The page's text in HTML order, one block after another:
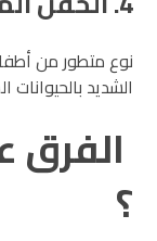
نوع متطور من
الشديد بالحيوانات
الفرق
؟